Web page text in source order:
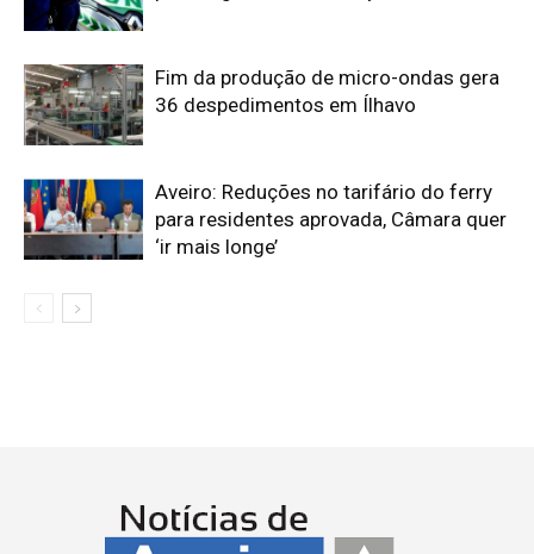
Fim da produção de micro-ondas gera
36 despedimentos em Ílhavo
Aveiro: Reduções no tarifário do ferry
para residentes aprovada, Câmara quer
‘ir mais longe’